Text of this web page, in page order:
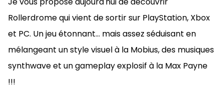
Rollerdrome qui vient de sortir sur PlayStation, Xbox
et PC. Un jeu étonnant... mais assez séduisant en
mélangeant un style visuel à la Mobius, des musiques
synthwave et un gameplay explosif à la Max Payne
!!!